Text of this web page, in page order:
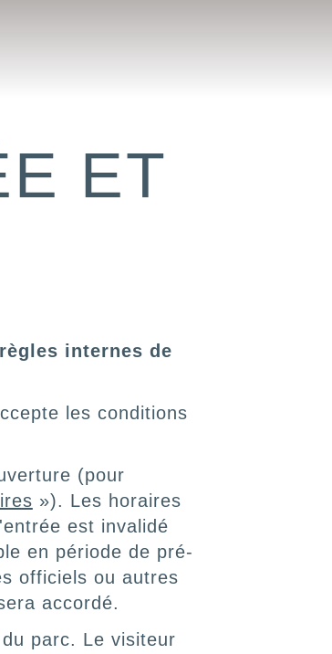
ET
internes de
les conditions
(pour
»). Les horaires
est invalidé
en période de pré-
officiels ou autres
accordé.
parc. Le visiteur